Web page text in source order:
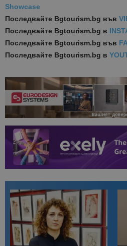
Showcase
Последвайте Bgtourism.bg във
Последвайте Bgtourism.bg в
Последвайте Bgtourism.bg във
Последвайте Bgtourism.bg в